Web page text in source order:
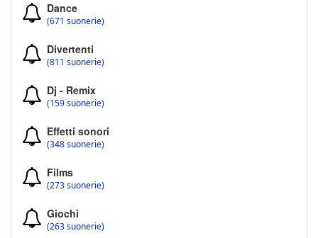
Dance
(671 suonerie)
Divertenti
(811 suonerie)
Dj - Remix
(159 suonerie)
Effetti sonori
(348 suonerie)
Films
(273 suonerie)
Giochi
(263 suonerie)